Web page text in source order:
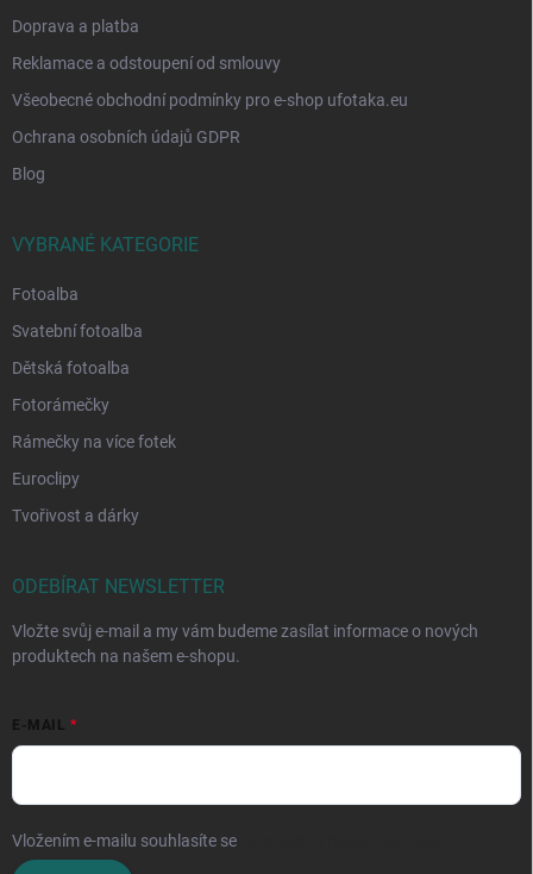
Doprava a platba
Reklamace a odstoupení od smlouvy
Všeobecné obchodní podmínky pro e-shop ufotaka.eu
Ochrana osobních údajů GDPR
Blog
VYBRANÉ KATEGORIE
Fotoalba
Svatební fotoalba
Dětská fotoalba
Fotorámečky
Rámečky na více fotek
Euroclipy
Tvořivost a dárky
ODEBÍRAT NEWSLETTER
Vložte svůj e-mail a my vám budeme zasílat informace o nových
produktech na našem e-shopu.
E-MAIL
Vložením e-mailu souhlasíte se